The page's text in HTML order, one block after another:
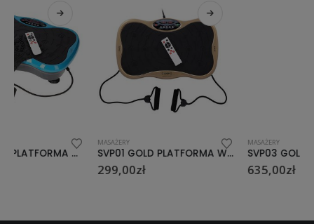
SVP01 GOLD PLATFORMA WIBRACYJNA LOOP SVP03 GOLD PLATFORMA WIBRACYJNA SKY